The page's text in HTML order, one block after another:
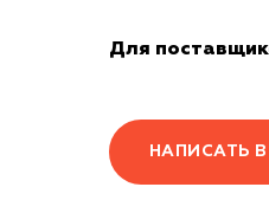
Для
НАПИСАТЬ В